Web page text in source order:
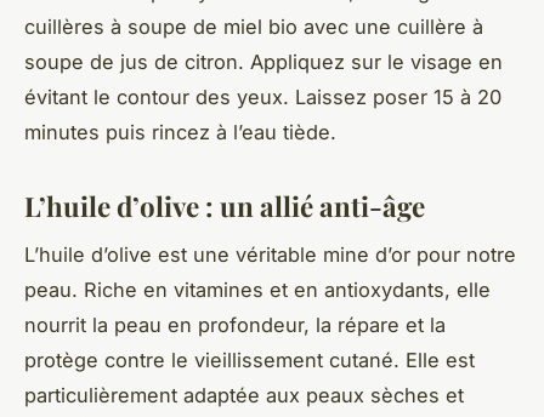
cuillères à soupe de miel bio avec une cuillère à
soupe de jus de citron. Appliquez sur le visage en
évitant le contour des yeux. Laissez poser 15 à 20
minutes puis rincez à l’eau tiède.
L’huile d’olive : un allié anti-âge
L’huile d’olive est une véritable mine d’or pour notre
peau. Riche en vitamines et en antioxydants, elle
nourrit la peau en profondeur, la répare et la
protège contre le vieillissement cutané. Elle est
particulièrement adaptée aux peaux sèches et